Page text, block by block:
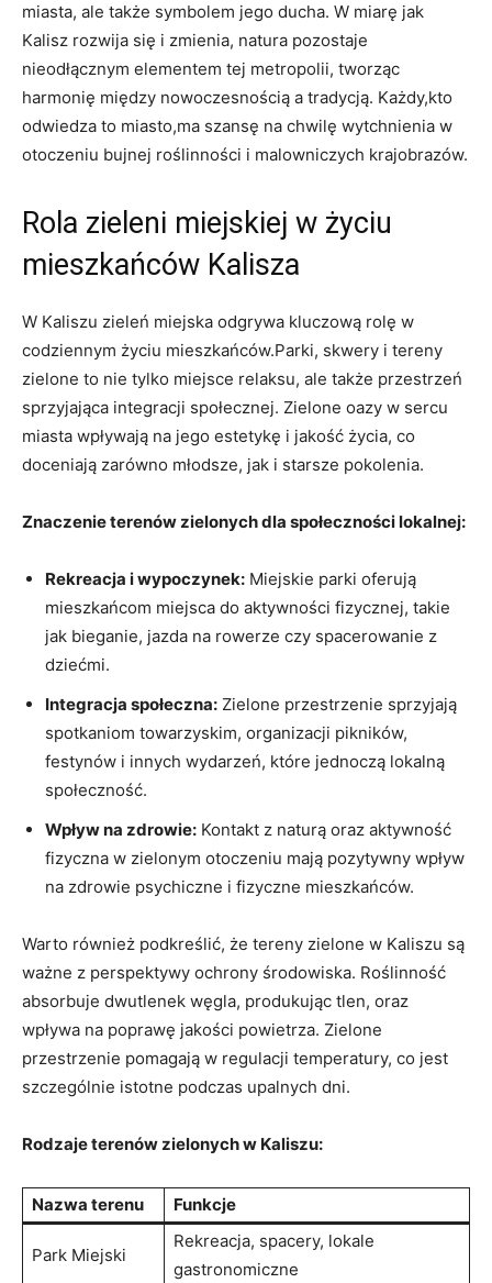
miasta, ale także symbolem jego ducha. W miarę jak
Kalisz‍ rozwija się i zmienia, natura pozostaje
nieodłącznym​ elementem tej metropolii, tworząc
harmonię między nowoczesnością a tradycją. Każdy,kto
odwiedza ⁢to miasto,ma szansę ⁤na chwilę wytchnienia w
otoczeniu bujnej ⁤roślinności i malowniczych krajobrazów.
Rola zieleni miejskiej w życiu
mieszkańców Kalisza
W Kaliszu zieleń miejska odgrywa kluczową rolę w
codziennym życiu mieszkańców.Parki,‍ skwery i tereny
zielone to nie tylko miejsce relaksu, ale także przestrzeń
sprzyjająca integracji społecznej. Zielone oazy w⁤ sercu
miasta wpływają na jego estetykę i jakość życia, co
doceniają‍ zarówno młodsze, jak i starsze ⁢pokolenia.
Znaczenie terenów ​zielonych dla społeczności lokalnej:
Rekreacja i wypoczynek: Miejskie parki ⁤oferują
mieszkańcom miejsca do‍ aktywności fizycznej, takie‍
jak bieganie, jazda na rowerze czy ‍spacerowanie z
dziećmi.
Integracja społeczna: Zielone przestrzenie sprzyjają
spotkaniom towarzyskim, organizacji pikników,
festynów i innych wydarzeń, które jednoczą lokalną
społeczność.
Wpływ na zdrowie: Kontakt z naturą oraz aktywność
fizyczna w zielonym otoczeniu‌ mają pozytywny wpływ
na zdrowie psychiczne i fizyczne mieszkańców.
Warto również podkreślić,⁣ że tereny zielone w Kaliszu są
ważne z perspektywy ochrony środowiska. Roślinność
absorbuje dwutlenek węgla, produkując​ tlen, oraz
wpływa na poprawę jakości powietrza. Zielone
przestrzenie pomagają w regulacji temperatury, co jest
szczególnie istotne podczas⁤ upalnych ⁢dni.
Rodzaje terenów zielonych ⁣w Kaliszu:
Nazwa terenu Funkcje
Park Miejski
Rekreacja, spacery, lokale
gastronomiczne